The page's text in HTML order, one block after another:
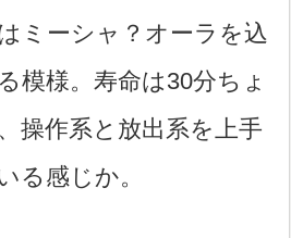
ミーシャ？オーラを込
模様。寿命は30分ちょ
操作系と放出系を上手
る感じか。